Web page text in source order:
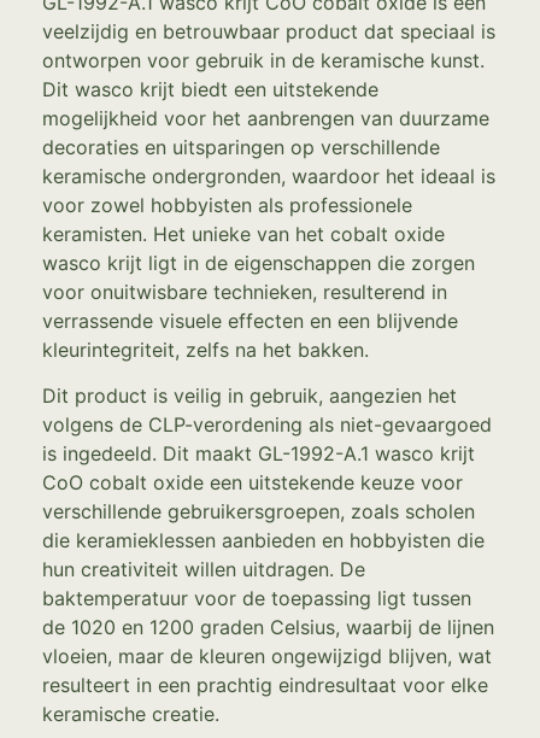
veelzijdig en betrouwbaar product dat speciaal is
ontworpen voor gebruik in de keramische kunst.
Dit wasco krijt biedt een uitstekende
mogelijkheid voor het aanbrengen van duurzame
decoraties en uitsparingen op verschillende
keramische ondergronden, waardoor het ideaal is
voor zowel hobbyisten als professionele
keramisten. Het unieke van het cobalt oxide
wasco krijt ligt in de eigenschappen die zorgen
voor onuitwisbare technieken, resulterend in
verrassende visuele effecten en een blijvende
kleurintegriteit, zelfs na het bakken.
Dit product is veilig in gebruik, aangezien het
volgens de CLP-verordening als niet-gevaargoed
is ingedeeld. Dit maakt GL-1992-A.1 wasco krijt
CoO cobalt oxide een uitstekende keuze voor
verschillende gebruikersgroepen, zoals scholen
die keramieklessen aanbieden en hobbyisten die
hun creativiteit willen uitdragen. De
baktemperatuur voor de toepassing ligt tussen
de 1020 en 1200 graden Celsius, waarbij de lijnen
vloeien, maar de kleuren ongewijzigd blijven, wat
resulteert in een prachtig eindresultaat voor elke
keramische creatie.